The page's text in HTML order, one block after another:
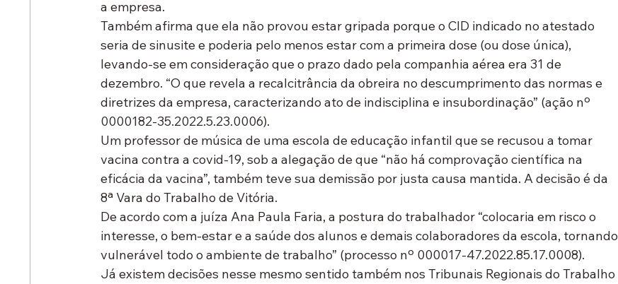
a empresa.
Também afirma que ela não provou estar gripada porque o CID indicado no atestado
seria de sinusite e poderia pelo menos estar com a primeira dose (ou dose única),
levando-se em consideração que o prazo dado pela companhia aérea era 31 de
dezembro. “O que revela a recalcitrância da obreira no descumprimento das normas e
diretrizes da empresa, caracterizando ato de indisciplina e insubordinação” (ação nº
0000182-35.2022.5.23.0006).
Um professor de música de uma escola de educação infantil que se recusou a tomar
vacina contra a covid-19, sob a alegação de que “não há comprovação científica na
eficácia da vacina”, também teve sua demissão por justa causa mantida. A decisão é da
8ª Vara do Trabalho de Vitória.
De acordo com a juíza Ana Paula Faria, a postura do trabalhador “colocaria em risco o
interesse, o bem-estar e a saúde dos alunos e demais colaboradores da escola, tornando
vulnerável todo o ambiente de trabalho” (processo nº 000017-47.2022.85.17.0008).
Já existem decisões nesse mesmo sentido também nos Tribunais Regionais do Trabalho